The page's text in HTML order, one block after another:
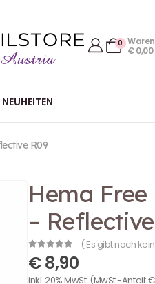
0
€0,00
NEUHEITEN
R09
Hema
–
out of 5
( Es gibt noch
€8,90
inkl. 20% MwSt. (MwSt.-Anteil:€